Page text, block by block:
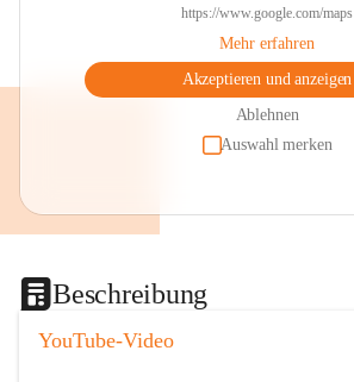
https://www.google.com/maps
Mehr erfahren
Akzeptieren und anzeigen
Ablehnen
Auswahl merken
Beschreibung
YouTube-Video